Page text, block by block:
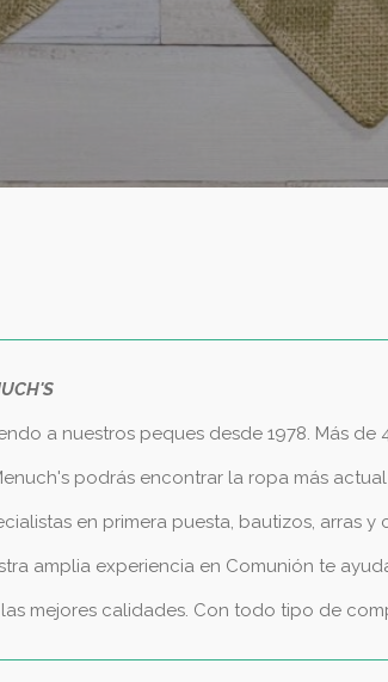
a nuestros peques desde 1978. Más
podrás encontrar la ropa más
en primera puesta, bautizos, arras
amplia experiencia en Comunión te
mejores calidades. Con todo tipo de